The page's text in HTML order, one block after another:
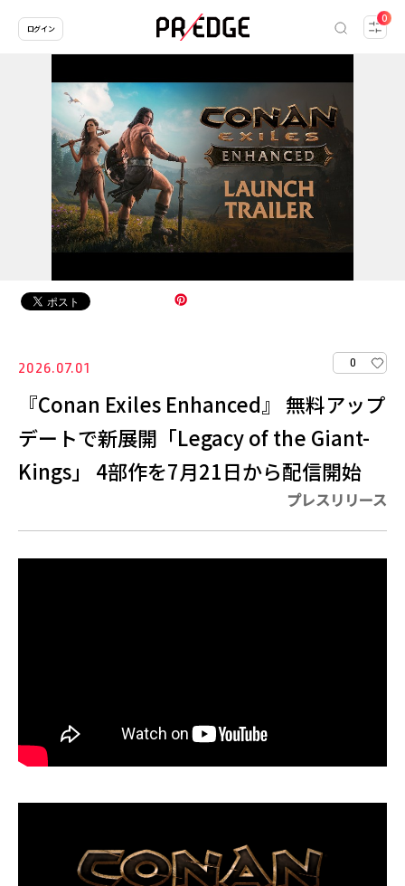
0
ログイン
2026.07.01 0
『Conan Exiles Enhanced』 無料アップ
デートで新展開「Legacy of the Giant-
Kings」 4部作を7月21日から配信開始
プレスリリース